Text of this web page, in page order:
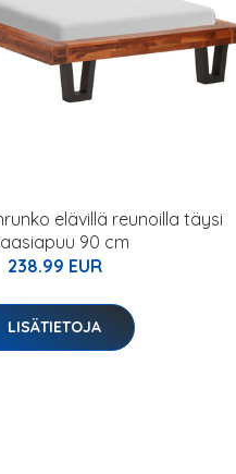
elävillä reunoilla täysi
90 cm
238.99 EUR
LISÄTIETOJA